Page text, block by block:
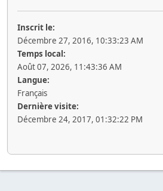
Inscrit le:
Décembre 27, 2016, 10:33:23 AM
Temps local:
Août 07, 2026, 11:43:36 AM
Langue:
Français
Dernière visite:
Décembre 24, 2017, 01:32:22 PM